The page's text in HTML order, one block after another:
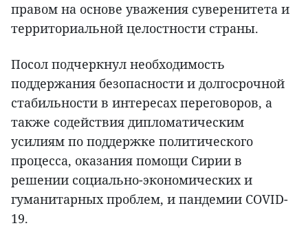
правом на основе уважения суверенитета и
территориальной целостности страны.
Посол подчеркнул необходимость
поддержания безопасности и долгосрочной
стабильности в интересах переговоров, а
также содействия дипломатическим
усилиям по поддержке политического
процесса, оказания помощи Сирии в
решении социально-экономических и
гуманитарных проблем, и пандемии COVID-
19.